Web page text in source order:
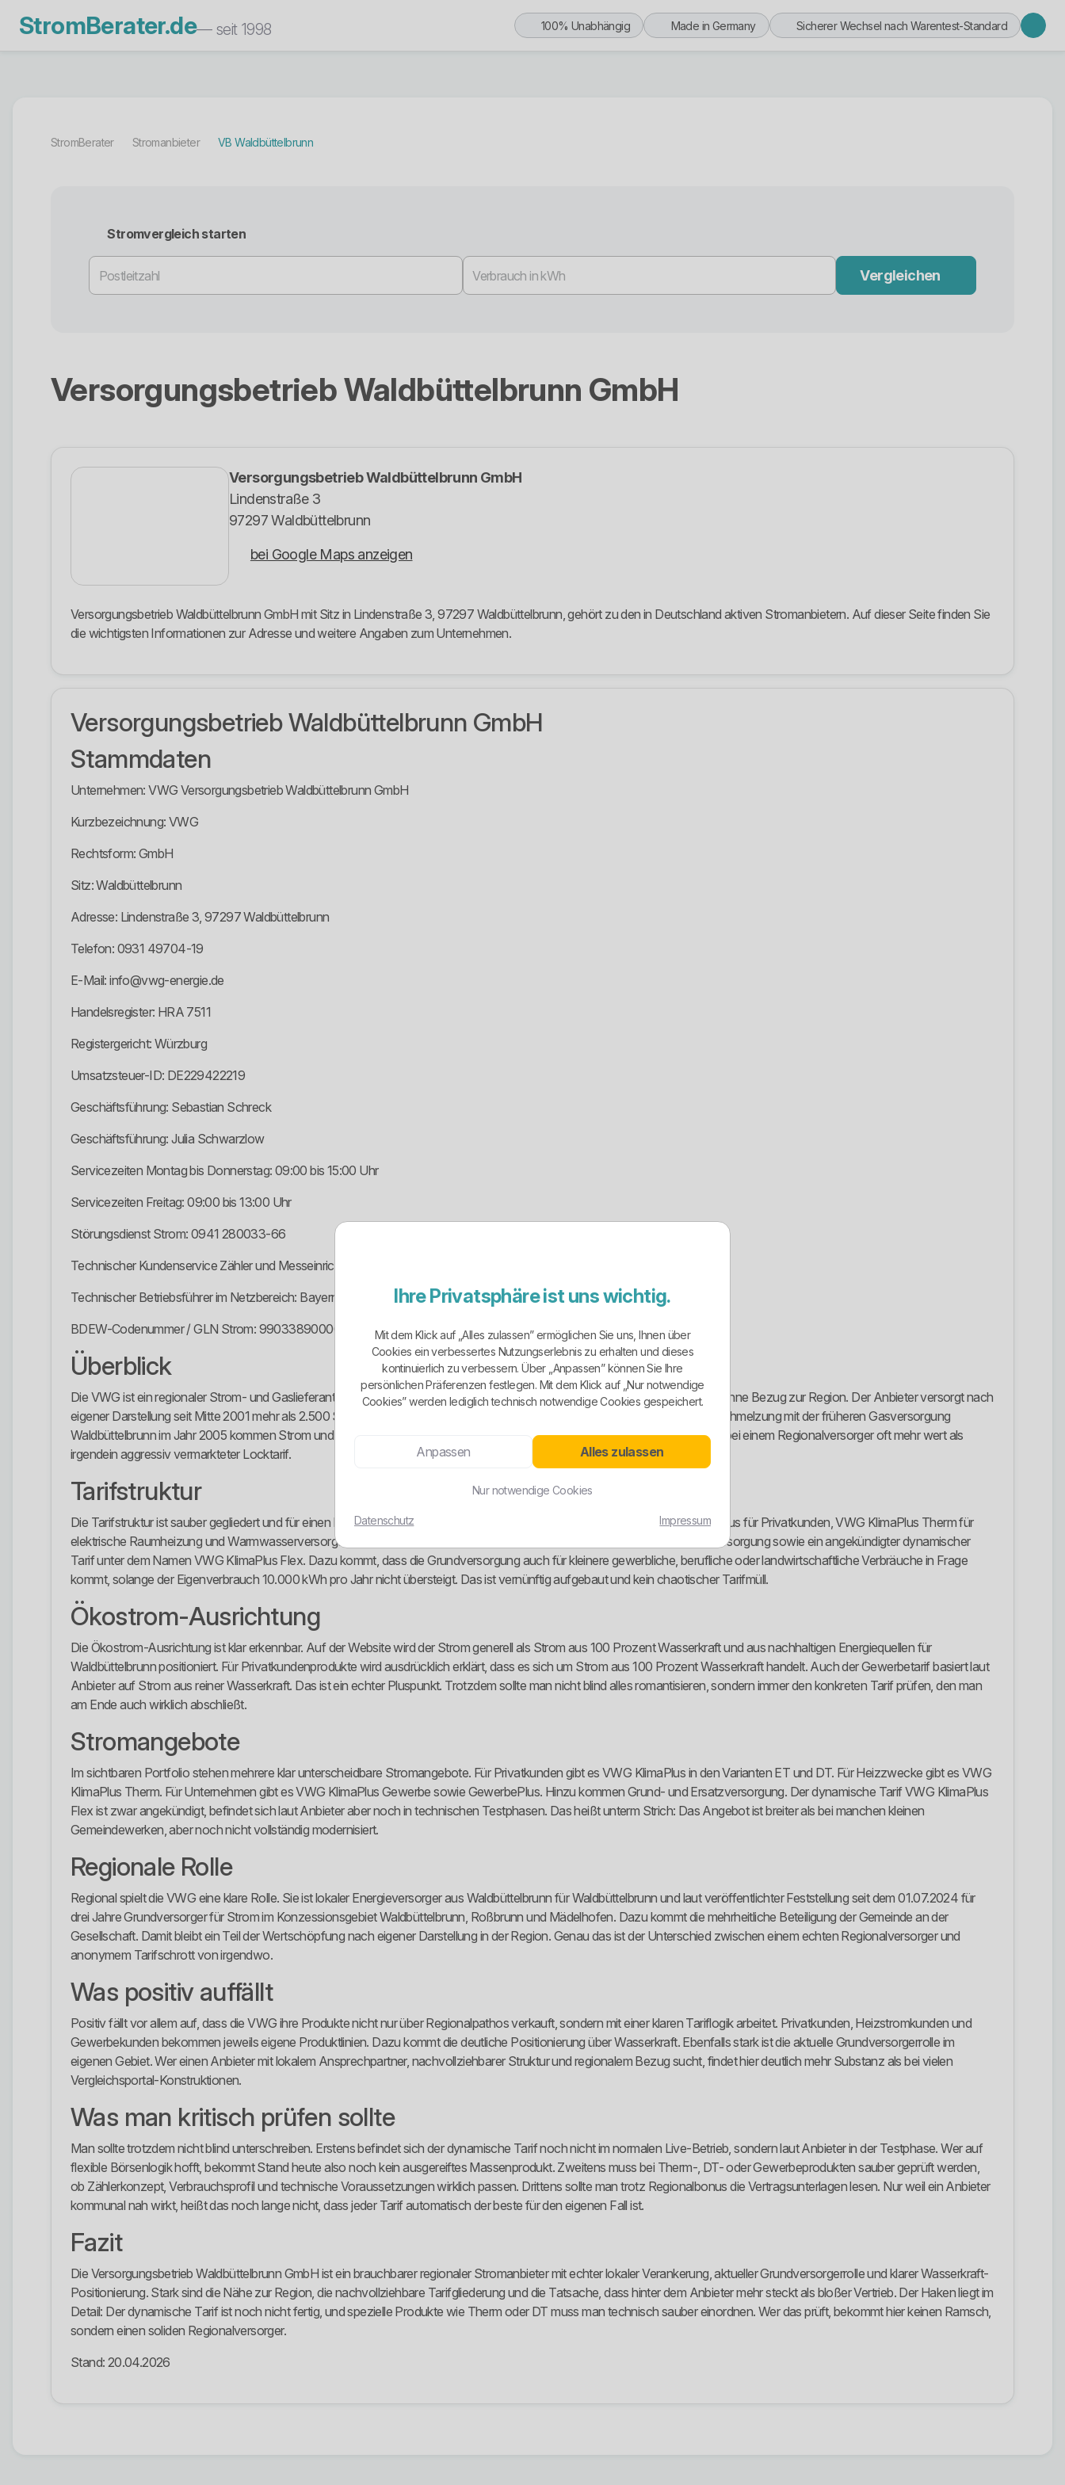
StromBerater.de— seit 1998 100% Unabhängig Made in Germany Sicherer Wechsel nach Warentest-Standard
StromBerater Stromanbieter VB Waldbüttelbrunn
Stromvergleich starten
Vergleichen
Versorgungsbetrieb Waldbüttelbrunn GmbH
Versorgungsbetrieb Waldbüttelbrunn GmbH
Lindenstraße 3
97297 Waldbüttelbrunn
bei Google Maps anzeigen
Versorgungsbetrieb Waldbüttelbrunn GmbH mit Sitz in Lindenstraße 3, 97297 Waldbüttelbrunn, gehört zu den in Deutschland aktiven Stromanbietern. Auf dieser Seite finden Sie
die wichtigsten Informationen zur Adresse und weitere Angaben zum Unternehmen.
Versorgungsbetrieb Waldbüttelbrunn GmbH
Stammdaten
Unternehmen: VWG Versorgungsbetrieb Waldbüttelbrunn GmbH
Kurzbezeichnung: VWG
Rechtsform: GmbH
Sitz: Waldbüttelbrunn
Adresse: Lindenstraße 3, 97297 Waldbüttelbrunn
Telefon: 0931 49704-19
E-Mail: info@vwg-energie.de
Handelsregister: HRA 7511
Registergericht: Würzburg
Umsatzsteuer-ID: DE229422219
Geschäftsführung: Sebastian Schreck
Geschäftsführung: Julia Schwarzlow
Servicezeiten Montag bis Donnerstag: 09:00 bis 15:00 Uhr
Servicezeiten Freitag: 09:00 bis 13:00 Uhr
Störungsdienst Strom: 0941 280033-66
Technischer Kundenservice Zähler und Messeinrichtungen: 0941 280033-77
Technischer Betriebsführer im Netzbereich: Bayernwerk Netz GmbH
BDEW-Codenummer / GLN Strom: 9903389000009
Überblick
Die VWG ist ein regionaler Strom- und Gaslieferant für Waldbüttelbrunn mit Ortsteilen und kein austauschbarer Tarifverkäufer ohne Bezug zur Region. Der Anbieter versorgt nach
eigener Darstellung seit Mitte 2001 mehr als 2.500 Stromkunden in Waldbüttelbrunn, Roßbrunn und Mädelhofen. Seit der Verschmelzung mit der früheren Gasversorgung
Waldbüttelbrunn im Jahr 2005 kommen Strom und Gas aus einer Hand. Das wirkt nicht spektakulär, aber solide. Genau das ist bei einem Regionalversorger oft mehr wert als
irgendein aggressiv vermarkteter Locktarif.
Tarifstruktur
Die Tarifstruktur ist sauber gegliedert und für einen kleineren Regionalanbieter ordentlich aufgestellt. Sichtbar sind VWG KlimaPlus für Privatkunden, VWG KlimaPlus Therm für
elektrische Raumheizung und Warmwasserversorgung, VWG KlimaPlus Gewerbe für Unternehmen, die Grund- und Ersatzversorgung sowie ein angekündigter dynamischer
Tarif unter dem Namen VWG KlimaPlus Flex. Dazu kommt, dass die Grundversorgung auch für kleinere gewerbliche, berufliche oder landwirtschaftliche Verbräuche in Frage
kommt, solange der Eigenverbrauch 10.000 kWh pro Jahr nicht übersteigt. Das ist vernünftig aufgebaut und kein chaotischer Tarifmüll.
Ökostrom-Ausrichtung
Die Ökostrom-Ausrichtung ist klar erkennbar. Auf der Website wird der Strom generell als Strom aus 100 Prozent Wasserkraft und aus nachhaltigen Energiequellen für
Waldbüttelbrunn positioniert. Für Privatkundenprodukte wird ausdrücklich erklärt, dass es sich um Strom aus 100 Prozent Wasserkraft handelt. Auch der Gewerbetarif basiert laut
Anbieter auf Strom aus reiner Wasserkraft. Das ist ein echter Pluspunkt. Trotzdem sollte man nicht blind alles romantisieren, sondern immer den konkreten Tarif prüfen, den man
am Ende auch wirklich abschließt.
Stromangebote
Im sichtbaren Portfolio stehen mehrere klar unterscheidbare Stromangebote. Für Privatkunden gibt es VWG KlimaPlus in den Varianten ET und DT. Für Heizzwecke gibt es VWG
KlimaPlus Therm. Für Unternehmen gibt es VWG KlimaPlus Gewerbe sowie GewerbePlus. Hinzu kommen Grund- und Ersatzversorgung. Der dynamische Tarif VWG KlimaPlus
Flex ist zwar angekündigt, befindet sich laut Anbieter aber noch in technischen Testphasen. Das heißt unterm Strich: Das Angebot ist breiter als bei manchen kleinen
Gemeindewerken, aber noch nicht vollständig modernisiert.
Regionale Rolle
Regional spielt die VWG eine klare Rolle. Sie ist lokaler Energieversorger aus Waldbüttelbrunn für Waldbüttelbrunn und laut veröffentlichter Feststellung seit dem 01.07.2024 für
drei Jahre Grundversorger für Strom im Konzessionsgebiet Waldbüttelbrunn, Roßbrunn und Mädelhofen. Dazu kommt die mehrheitliche Beteiligung der Gemeinde an der
Gesellschaft. Damit bleibt ein Teil der Wertschöpfung nach eigener Darstellung in der Region. Genau das ist der Unterschied zwischen einem echten Regionalversorger und
anonymem Tarifschrott von irgendwo.
Was positiv auffällt
Positiv fällt vor allem auf, dass die VWG ihre Produkte nicht nur über Regionalpathos verkauft, sondern mit einer klaren Tariflogik arbeitet. Privatkunden, Heizstromkunden und
Gewerbekunden bekommen jeweils eigene Produktlinien. Dazu kommt die deutliche Positionierung über Wasserkraft. Ebenfalls stark ist die aktuelle Grundversorgerrolle im
eigenen Gebiet. Wer einen Anbieter mit lokalem Ansprechpartner, nachvollziehbarer Struktur und regionalem Bezug sucht, findet hier deutlich mehr Substanz als bei vielen
Vergleichsportal-Konstruktionen.
Was man kritisch prüfen sollte
Man sollte trotzdem nicht blind unterschreiben. Erstens befindet sich der dynamische Tarif noch nicht im normalen Live-Betrieb, sondern laut Anbieter in der Testphase. Wer auf
flexible Börsenlogik hofft, bekommt Stand heute also noch kein ausgereiftes Massenprodukt. Zweitens muss bei Therm-, DT- oder Gewerbeprodukten sauber geprüft werden,
ob Zählerkonzept, Verbrauchsprofil und technische Voraussetzungen wirklich passen. Drittens sollte man trotz Regionalbonus die Vertragsunterlagen lesen. Nur weil ein Anbieter
kommunal nah wirkt, heißt das noch lange nicht, dass jeder Tarif automatisch der beste für den eigenen Fall ist.
Fazit
Die Versorgungsbetrieb Waldbüttelbrunn GmbH ist ein brauchbarer regionaler Stromanbieter mit echter lokaler Verankerung, aktueller Grundversorgerrolle und klarer Wasserkraft-
Positionierung. Stark sind die Nähe zur Region, die nachvollziehbare Tarifgliederung und die Tatsache, dass hinter dem Anbieter mehr steckt als bloßer Vertrieb. Der Haken liegt im
Detail: Der dynamische Tarif ist noch nicht fertig, und spezielle Produkte wie Therm oder DT muss man technisch sauber einordnen. Wer das prüft, bekommt hier keinen Ramsch,
sondern einen soliden Regionalversorger.
Stand: 20.04.2026
Ihre Privatsphäre ist uns wichtig.
Mit dem Klick auf „Alles zulassen” ermöglichen Sie uns, Ihnen über
Cookies ein verbessertes Nutzungserlebnis zu erhalten und dieses
kontinuierlich zu verbessern. Über „Anpassen” können Sie Ihre
persönlichen Präferenzen festlegen. Mit dem Klick auf „Nur notwendige
Cookies” werden lediglich technisch notwendige Cookies gespeichert.
Anpassen Alles zulassen
Nur notwendige Cookies
Datenschutz Impressum